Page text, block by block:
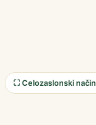
⛶ Celozaslonski način